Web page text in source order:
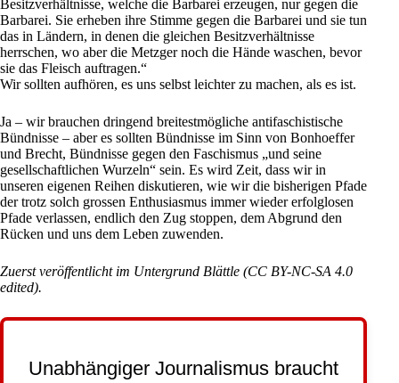
Besitzverhältnisse, welche die Barbarei erzeugen, nur gegen die
Barbarei. Sie erheben ihre Stimme gegen die Barbarei und sie tun
das in Ländern, in denen die gleichen Besitzverhältnisse
herrschen, wo aber die Metzger noch die Hände waschen, bevor
sie das Fleisch auftragen.“
Wir sollten aufhören, es uns selbst leichter zu machen, als es ist.
Ja – wir brauchen dringend breitestmögliche antifaschistische
Bündnisse – aber es sollten Bündnisse im Sinn von Bonhoeffer
und Brecht, Bündnisse gegen den Faschismus „und seine
gesellschaftlichen Wurzeln“ sein. Es wird Zeit, dass wir in
unseren eigenen Reihen diskutieren, wie wir die bisherigen Pfade
der trotz solch grossen Enthusiasmus immer wieder erfolglosen
Pfade verlassen, endlich den Zug stoppen, dem Abgrund den
Rücken und uns dem Leben zuwenden.
Zuerst veröffentlicht im Untergrund Blättle (CC BY-NC-SA 4.0
edited).
Unabhängiger Journalismus braucht